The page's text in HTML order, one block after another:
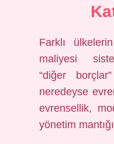
Farklı
maliyesi
“diğer
neredeyse
evrensellik,
yönetim